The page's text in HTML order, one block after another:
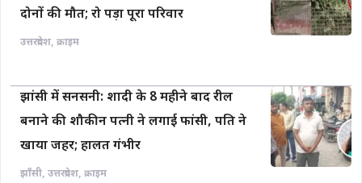
दोनों की मौत; रो पड़ा पूरा परिवार
उत्तरप्रदेश, क्राइम
झांसी में सनसनी: शादी के 8 महीने बाद रील
बनाने की शौकीन पत्नी ने लगाई फांसी, पति ने
खाया जहर; हालत गंभीर
झाँसी, उत्तरप्रदेश, क्राइम